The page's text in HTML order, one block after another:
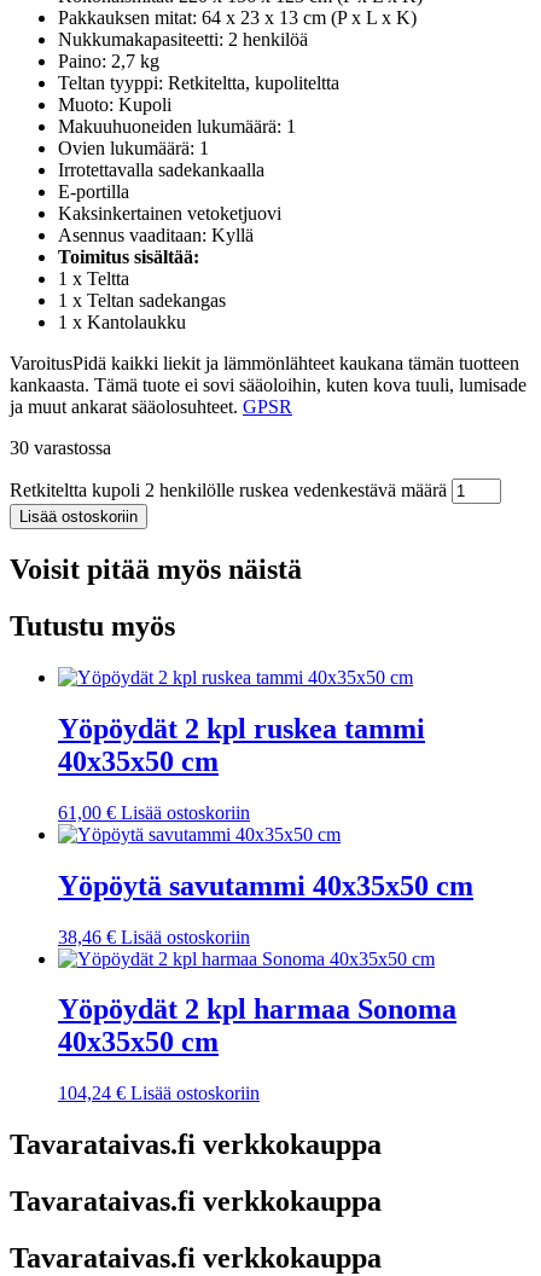
Pakkauksen mitat: 64 x 23 x 13 cm (P x L x K)
Nukkumakapasiteetti: 2 henkilöä
Paino: 2,7 kg
Teltan tyyppi: Retkiteltta, kupoliteltta
Muoto: Kupoli
Makuuhuoneiden lukumäärä: 1
Ovien lukumäärä: 1
Irrotettavalla sadekankaalla
E-portilla
Kaksinkertainen vetoketjuovi
Asennus vaaditaan: Kyllä
Toimitus sisältää:
1 x Teltta
1 x Teltan sadekangas
1 x Kantolaukku
VaroitusPidä kaikki liekit ja lämmönlähteet kaukana tämän tuotteen
kankaasta. Tämä tuote ei sovi sääoloihin, kuten kova tuuli, lumisade
ja muut ankarat sääolosuhteet. GPSR
30 varastossa
Retkiteltta kupoli 2 henkilölle ruskea vedenkestävä määrä
Lisää ostoskoriin
Voisit pitää myös näistä
Tutustu myös
Yöpöydät 2 kpl ruskea tammi
40x35x50 cm
61,00 € Lisää ostoskoriin
Yöpöytä savutammi 40x35x50 cm
38,46 € Lisää ostoskoriin
Yöpöydät 2 kpl harmaa Sonoma
40x35x50 cm
104,24 € Lisää ostoskoriin
Tavarataivas.fi verkkokauppa
Tavarataivas.fi verkkokauppa
Tavarataivas.fi verkkokauppa